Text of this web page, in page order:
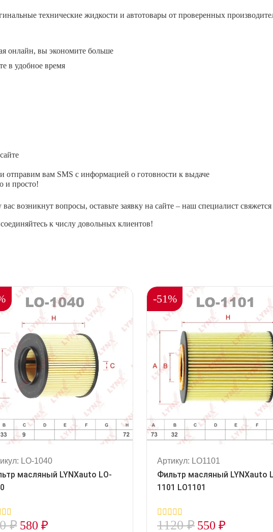
технические жидкости и автотовары от проверенных
онлайн, вы экономите больше
в удобное время
вам SMS с информацией о готовности к выдаче
и просто!
возникнут вопросы, оставьте заявку на сайте – наш специалист
к числу довольных клиентов!
LO-1040
масляный LYNXauto LO-
₽ 580 ₽
-51%
Артикул: LO1101
Фильтр масляный LYNXauto
1101 LO1101
0
1120₽ 550₽